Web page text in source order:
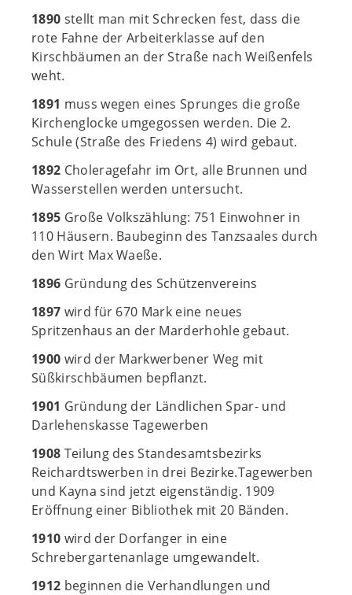
1890 stellt man mit Schrecken fest, dass die
rote Fahne der Arbeiterklasse auf den
Kirschbäumen an der Straße nach Weißenfels
weht.
1891 muss wegen eines Sprunges die große
Kirchenglocke umgegossen werden. Die 2.
Schule (Straße des Friedens 4) wird gebaut.
1892 Choleragefahr im Ort, alle Brunnen und
Wasserstellen werden untersucht.
1895 Große Volkszählung: 751 Einwohner in
110 Häusern. Baubeginn des Tanzsaales durch
den Wirt Max Waeße.
1896 Gründung des Schützenvereins
1897 wird für 670 Mark eine neues
Spritzenhaus an der Marderhohle gebaut.
1900 wird der Markwerbener Weg mit
Süßkirschbäumen bepflanzt.
1901 Gründung der Ländlichen Spar- und
Darlehenskasse Tagewerben
1908 Teilung des Standesamtsbezirks
Reichardtswerben in drei Bezirke.Tagewerben
und Kayna sind jetzt eigenständig. 1909
Eröffnung einer Bibliothek mit 20 Bänden.
1910 wird der Dorfanger in eine
Schrebergartenanlage umgewandelt.
1912 beginnen die Verhandlungen und